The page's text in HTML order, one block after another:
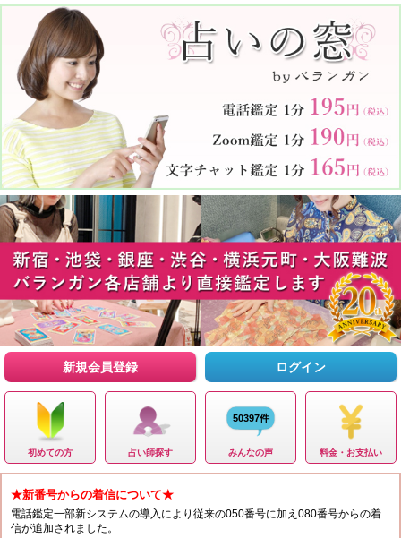
新規会員登録 ログイン
初めての方 占い師探す
50397件
みんなの声 料金・お支払い
★新番号からの着信について★
電話鑑定一部新システムの導入により従来の050番号に加え080番号からの着
信が追加されました。